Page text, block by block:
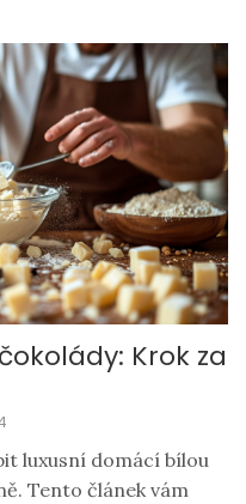
Krok za
luxusní domácí bílou
Tento článek vám